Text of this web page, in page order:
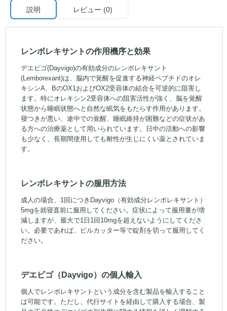
説明 レビュー (0)
レンボレキサントの作用機序と効果
デエビゴ(Dayvigo)の有効成分のレンボレキサント
(Lemborexant)は、脳内で覚醒を促進する神経ペプチドのオレ
キシンA、BのOX1およびOX2受容体の結合を可逆的に阻害し
ます。特にオレキシン2受容体への阻害活性が強く、脳を覚醒
状態から睡眠状態へと自然な眠気をもたらす作用があります。
寝つきが悪い、途中での覚醒、睡眠維持が困難などの症状があ
る方への治療薬として用いられています。日中の活動への影響
も少なく、長期間使用しても耐性が生じにくい薬とされていま
す。
レンボレキサントの服用方法
成人の場合、1回につきDayvigo（有効成分レンボレキサント）
5mgを就寝直前に服用してください。症状によって服用量が増
減しますが、最大で1日1回10mgを超えないようにしてくださ
い。必要であれば、ピルカッター等で錠剤を切って服用してく
ださい。
デエビゴ（Dayvigo）の個人輸入
個人でレンボレキサントという成分を含む製品を輸入すること
は可能です。ただし、代行サイトを経由して購入する場合、製